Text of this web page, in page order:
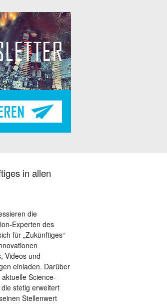
in allen
die
Experten des
für „Zukünftiges“
Videos und
einladen. Darüber
Science-
stetig erweitert
Stellenwert